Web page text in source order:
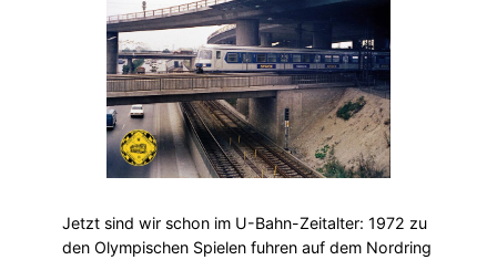
Jetzt sind wir schon im U-Bahn-Zeitalter: 1972 zu
den Olympischen Spielen fuhren auf dem Nordring